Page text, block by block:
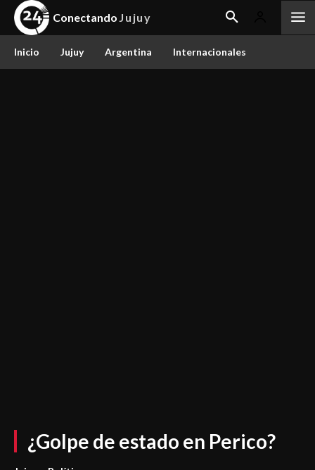
Conectando Jujuy
Inicio Jujuy Argentina Internacionales
¿Golpe de estado en Perico?